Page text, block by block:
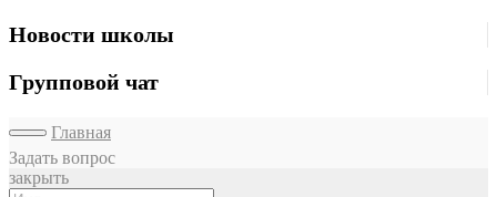
Новости школы
Групповой чат
Главная
Задать вопрос
закрыть